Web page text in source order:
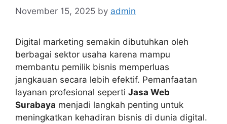
November 15, 2025 by admin
Digital marketing semakin dibutuhkan oleh
berbagai sektor usaha karena mampu
membantu pemilik bisnis memperluas
jangkauan secara lebih efektif. Pemanfaatan
layanan profesional seperti Jasa Web
Surabaya menjadi langkah penting untuk
meningkatkan kehadiran bisnis di dunia digital.